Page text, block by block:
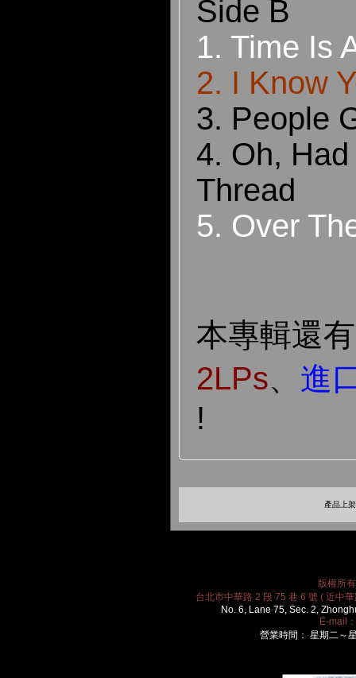
Si
1. Time Is
2. I Know
3. People
4. Oh,
Thread
5. Over
本專輯還
2LPs、 進
!
產品上
版權所
台北市中華路 2 段 75 巷 6 號 ( 近中
No. 6, Lane 75, Sec. 2,
E-mail：
營業時間： 星期二～